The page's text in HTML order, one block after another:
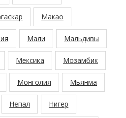
Макао
Мали Мальдивы
Мексика Мозамбик
Монголия Мьянма
Непал Нигер